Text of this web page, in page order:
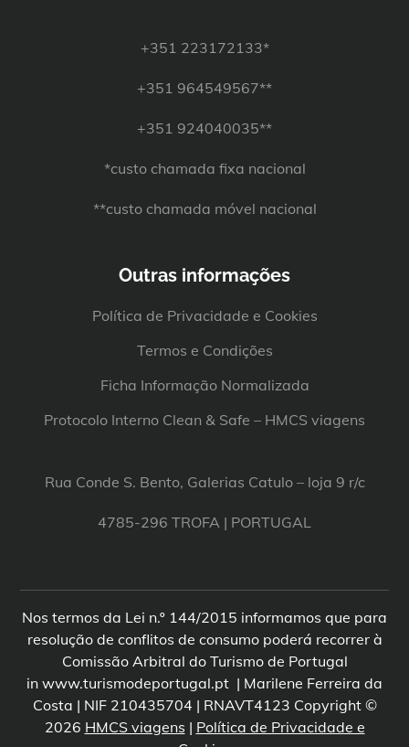
+351 223172133*
+351 964549567**
+351 924040035**
*custo chamada fixa nacional
**custo chamada móvel nacional
Outras informações
Política de Privacidade e Cookies
Termos e Condições
Ficha Informação Normalizada
Protocolo Interno Clean & Safe – HMCS viagens
Rua Conde S. Bento, Galerias Catulo – loja 9 r/c
4785-296 TROFA | PORTUGAL
Nos termos da Lei n.º 144/2015 informamos que para
resolução de conflitos de consumo poderá recorrer à
Comissão Arbitral do Turismo de Portugal
in www.turismodeportugal.pt | Marilene Ferreira da
Costa | NIF 210435704 | RNAVT4123 Copyright ©
2026 HMCS viagens | Política de Privacidade e